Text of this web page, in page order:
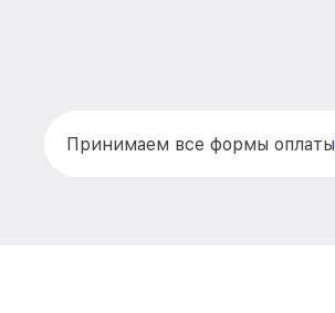
Принимаем все формы оплаты